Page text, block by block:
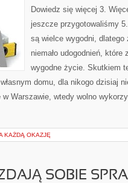
Dowiedz się więcej 3.
jeszcze przygotowaliśmy
są wielce wygodni,
niemało udogodnień,
wygodne życie. Skutkiem
domu, dla nikogo dzisiaj
Warszawie, wtedy wolno
KAŻDĄ OKAZJĘ
SOBIE